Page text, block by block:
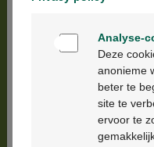
roken?
Jouw motivatie in
vormt een winnend
Test
Ga
Analyse-
Deze
anonieme
beter te
site te
ervoor te